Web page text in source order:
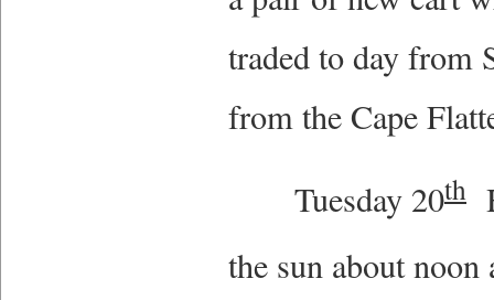
traded to day from
from the Cape
Tuesday 20th
the sun about noon